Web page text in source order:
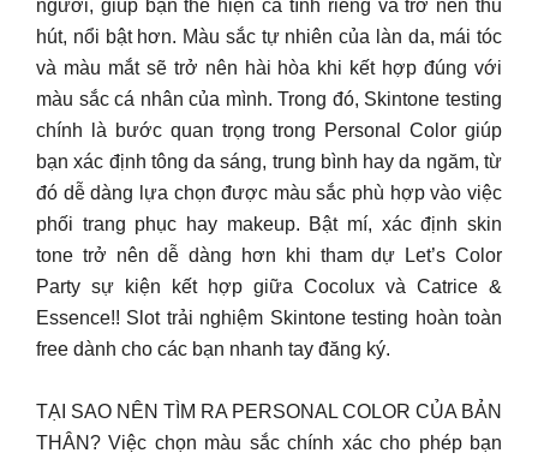
người, giúp bạn thể hiện cá tính riêng và trở nên thu
hút, nổi bật hơn. Màu sắc tự nhiên của làn da, mái tóc
và màu mắt sẽ trở nên hài hòa khi kết hợp đúng với
màu sắc cá nhân của mình. Trong đó, Skintone testing
chính là bước quan trọng trong Personal Color giúp
bạn xác định tông da sáng, trung bình hay da ngăm, từ
đó dễ dàng lựa chọn được màu sắc phù hợp vào việc
phối trang phục hay makeup. Bật mí, xác định skin
tone trở nên dễ dàng hơn khi tham dự Let’s Color
Party sự kiện kết hợp giữa Cocolux và Catrice &
Essence!! Slot trải nghiệm Skintone testing hoàn toàn
free dành cho các bạn nhanh tay đăng ký.
TẠI SAO NÊN TÌM RA PERSONAL COLOR CỦA BẢN
THÂN? Việc chọn màu sắc chính xác cho phép bạn